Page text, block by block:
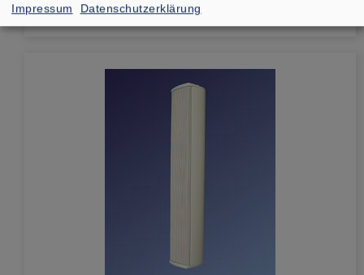
Impressum Datenschutzerklärung